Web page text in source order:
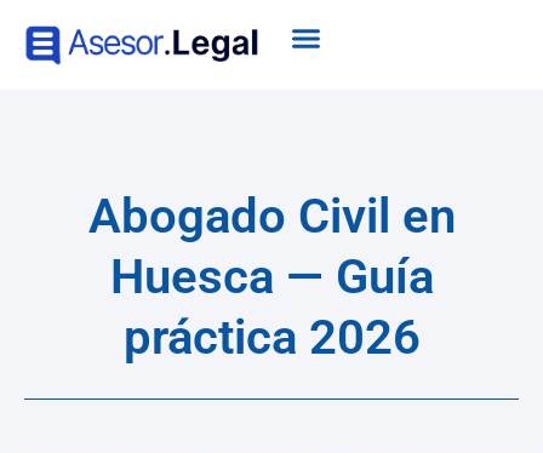
Abogado Civil en
Huesca — Guía
práctica 2026